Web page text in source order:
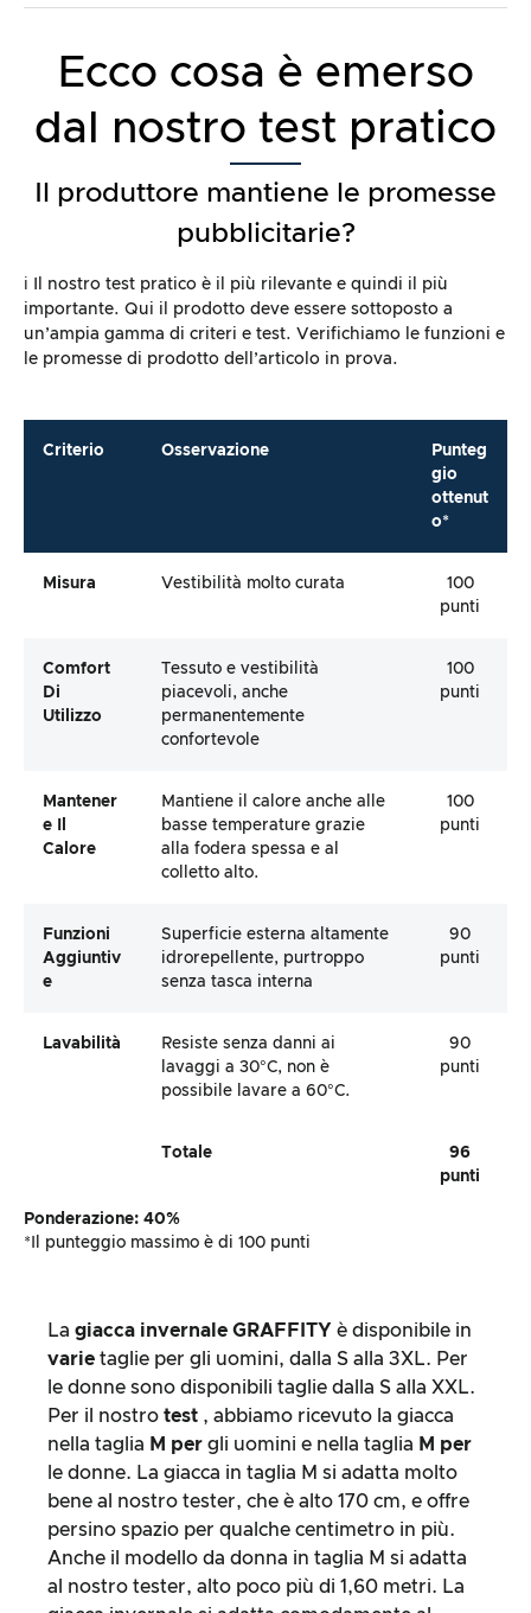
Ecco cosa è emerso
dal nostro test pratico
Il produttore mantiene le promesse
pubblicitarie?
ℹ️ Il nostro test pratico è il più rilevante e quindi il più
importante. Qui il prodotto deve essere sottoposto a
un’ampia gamma di criteri e test. Verifichiamo le funzioni e
le promesse di prodotto dell’articolo in prova.
Criterio Osservazione
Punteg
gio
ottenut
o*
Misura Vestibilità molto curata
100
punti
Comfort
Di
Utilizzo
Tessuto e vestibilità
piacevoli, anche
permanentemente
confortevole
100
punti
Mantener
E Il
Calore
Mantiene il calore anche alle
basse temperature grazie
alla fodera spessa e al
colletto alto.
100
punti
Funzioni
Aggiuntiv
E
Superficie esterna altamente
idrorepellente, purtroppo
senza tasca interna
90
punti
Lavabilità
Resiste senza danni ai
lavaggi a 30°C, non è
possibile lavare a 60°C.
90
punti
Totale
96
punti
Ponderazione: 40%
*Il punteggio massimo è di 100 punti
La giacca invernale GRAFFITY è disponibile in
varie taglie per gli uomini, dalla S alla 3XL. Per
le donne sono disponibili taglie dalla S alla XXL.
Per il nostro test , abbiamo ricevuto la giacca
nella taglia M per gli uomini e nella taglia M per
le donne. La giacca in taglia M si adatta molto
bene al nostro tester, che è alto 170 cm, e offre
persino spazio per qualche centimetro in più.
Anche il modello da donna in taglia M si adatta
al nostro tester, alto poco più di 1,60 metri. La